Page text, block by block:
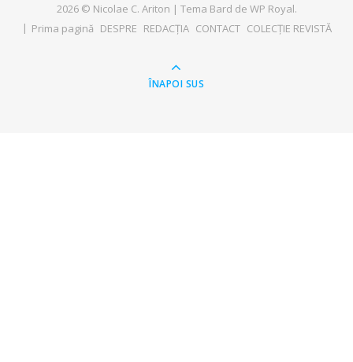
2026 © Nicolae C. Ariton | Tema Bard de WP Royal.
Prima pagină DESPRE REDACȚIA CONTACT COLECȚIE REVISTĂ
ÎNAPOI SUS